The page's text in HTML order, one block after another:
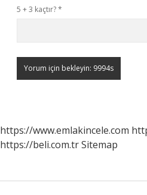
5 + 3 kaçtır?*
https://www.emlakincele.com
https://beli.com.trSitemap